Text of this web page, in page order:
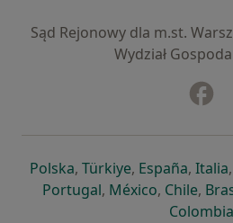
Sąd Rejonowy dla m.st.
Wydział
Polskaotwiera się w nowej
, Türkiyeotwiera się w
, España, Italia,
Portugalotwiera się w
, Méxicootwiera
, Chile,
Colombia